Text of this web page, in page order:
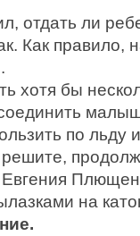
отдать ли
Как правило,
хотя бы
по льду
на